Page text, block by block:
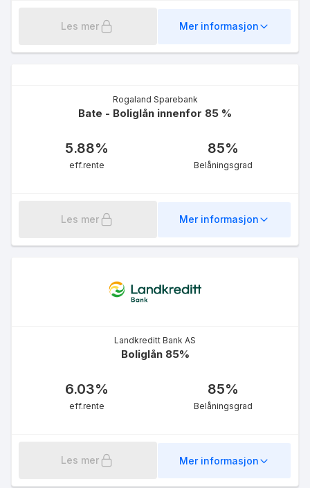
Les mer Mer informasjon
Rogaland Sparebank
Bate - Boliglån innenfor 85 %
5.88%
eff.rente
85%
Belåningsgrad
Les mer Mer informasjon
Landkreditt Bank AS
Boliglån 85%
6.03%
eff.rente
85%
Belåningsgrad
Les mer Mer informasjon